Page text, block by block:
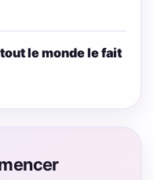
le monde le fait